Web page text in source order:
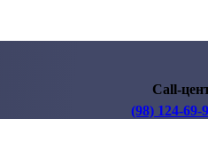
Call-
(98) 124-69-